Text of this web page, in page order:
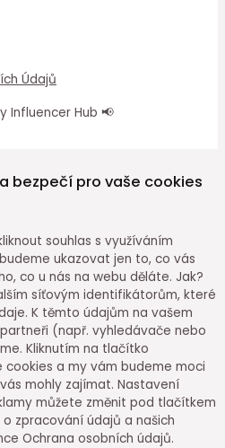
Údajů
Influencer Hub 📢
bezpečí pro vaše cookies
souhlas s využíváním
ukazovat jen to, co vás
co u nás na webu děláte. Jak?
síťovým identifikátorům, které
K těmto údajům na vašem
(např. vyhledávače nebo
Kliknutím na tlačítko
cookies a my vám budeme moci
mohly zajímat. Nastavení
můžete změnit pod tlačítkem
zpracování údajů a našich
Ochrana osobních údajů.